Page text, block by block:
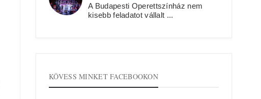
A Budapesti Operettszínház nem
kisebb feladatot vállalt ...
KÖVESS MINKET FACEBOOKON